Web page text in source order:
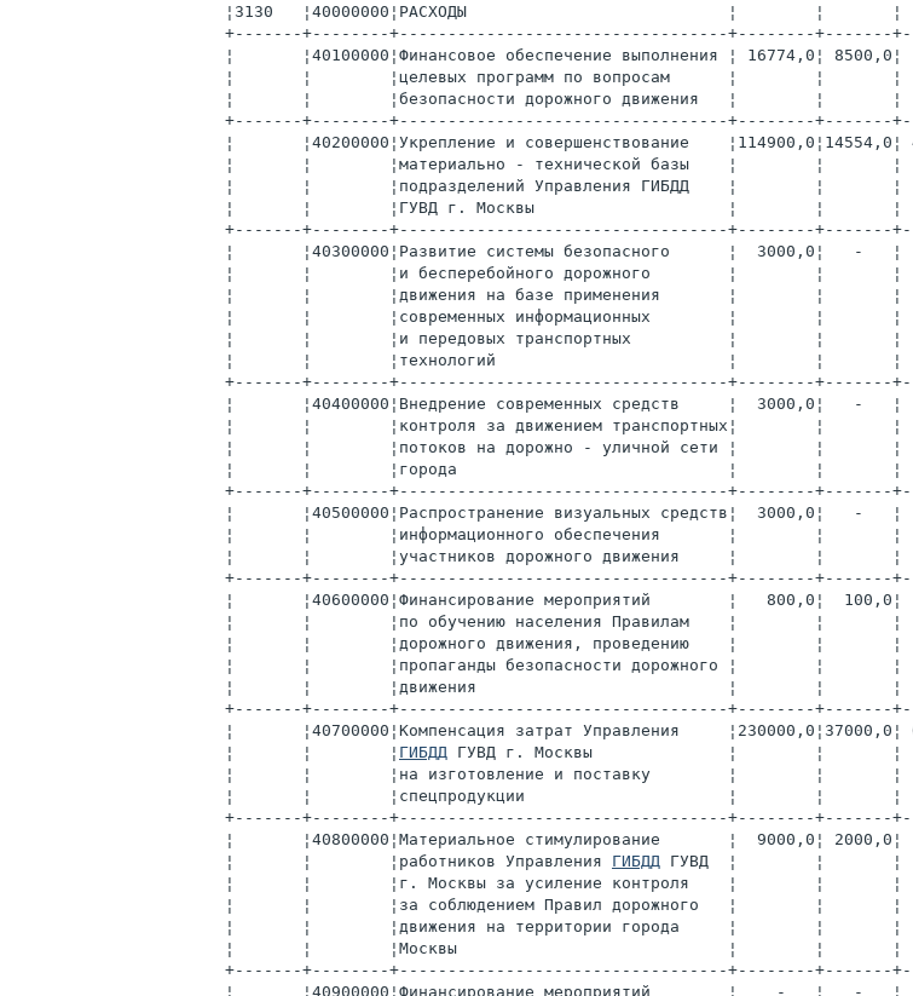
¦3130   ¦40000000¦РАСХОДЫ                           ¦        ¦
+-------+--------+----------------------------------+--------+-------
¦       ¦40100000¦Финансовое обеспечение выполнения ¦ 16774,0¦
¦       ¦        ¦целевых программ по вопросам      ¦        ¦
¦       ¦        ¦безопасности дорожного движения   ¦        ¦
+-------+--------+----------------------------------+--------+-------
¦       ¦40200000¦Укрепление и совершенствование    ¦114900,0¦14554,0¦
¦       ¦        ¦материально - технической базы    ¦        ¦
¦       ¦        ¦подразделений Управления ГИБДД    ¦        ¦
¦       ¦        ¦ГУВД г. Москвы                    ¦        ¦
+-------+--------+----------------------------------+--------+-------
¦       ¦40300000¦Развитие системы безопасного      ¦  3000,0¦   -   ¦
¦       ¦        ¦и бесперебойного дорожного        ¦        ¦
¦       ¦        ¦движения на базе применения       ¦        ¦
¦       ¦        ¦современных информационных        ¦        ¦
¦       ¦        ¦и передовых транспортных          ¦        ¦
¦       ¦        ¦технологий                        ¦        ¦
+-------+--------+----------------------------------+--------+-------
¦       ¦40400000¦Внедрение современных средств     ¦  3000,0¦   -   ¦
¦       ¦        ¦контроля за движением транспортных¦        ¦
¦       ¦        ¦потоков на дорожно - уличной сети ¦        ¦
¦       ¦        ¦города                            ¦        ¦
+-------+--------+----------------------------------+--------+-------
¦       ¦40500000¦Распространение визуальных средств¦  3000,0¦   -   ¦
¦       ¦        ¦информационного обеспечения       ¦        ¦
¦       ¦        ¦участников дорожного движения     ¦        ¦
+-------+--------+----------------------------------+--------+-------
¦       ¦40600000¦Финансирование мероприятий        ¦   800,0¦
¦       ¦        ¦по обучению населения Правилам    ¦        ¦
¦       ¦        ¦дорожного движения, проведению    ¦        ¦
¦       ¦        ¦пропаганды безопасности дорожного ¦        ¦
¦       ¦        ¦движения                          ¦        ¦
+-------+--------+----------------------------------+--------+-------
¦       ¦40700000¦Компенсация затрат Управления     ¦230000,0¦37000,0¦
¦       ¦        ¦ ГИБДД ГУВД г. Москвы              ¦        ¦
¦       ¦        ¦на изготовление и поставку        ¦        ¦
¦       ¦        ¦спецпродукции                     ¦        ¦
+-------+--------+----------------------------------+--------+-------
¦       ¦40800000¦Материальное стимулирование       ¦  9000,0¦ 2000,0¦
¦       ¦        ¦работников Управления ГИБДД ГУВД  ¦        ¦
¦       ¦        ¦г. Москвы за усиление контроля    ¦        ¦
¦       ¦        ¦за соблюдением Правил дорожного   ¦        ¦
¦       ¦        ¦движения на территории города     ¦        ¦
¦       ¦        ¦Москвы                            ¦        ¦
+-------+--------+----------------------------------+--------+-------
¦       ¦40900000¦Финансирование мероприятий        ¦    -   ¦